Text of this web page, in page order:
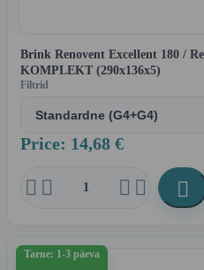
Brink Renovent Excellent 180 /
KOMPLEKT (290x136x5)
Filtrid
Price: 14,68 €
    
Tarne: 1-3 päeva